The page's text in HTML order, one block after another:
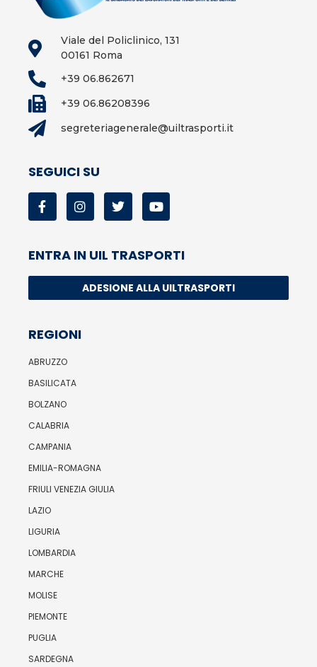
Viale del Policlinico, 131
00161 Roma
+39 06.862671
+39 06.86208396
segreteriagenerale@uiltrasporti.it
SEGUICI SU
ENTRA IN UIL TRASPORTI
ADESIONE ALLA UILTRASPORTI
REGIONI
ABRUZZO
BASILICATA
BOLZANO
CALABRIA
CAMPANIA
EMILIA-ROMAGNA
FRIULI VENEZIA GIULIA
LAZIO
LIGURIA
LOMBARDIA
MARCHE
MOLISE
PIEMONTE
PUGLIA
SARDEGNA